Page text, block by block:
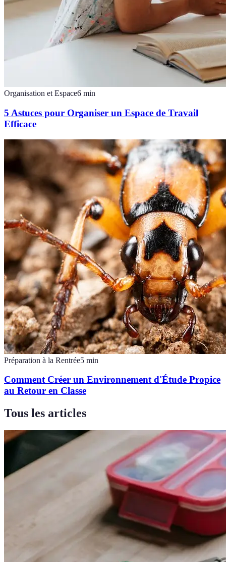
Organisation et Espace6 min
5 Astuces pour Organiser un Espace de Travail
Efficace
Préparation à la Rentrée5 min
Comment Créer un Environnement d'Étude Propice
au Retour en Classe
Tous les articles